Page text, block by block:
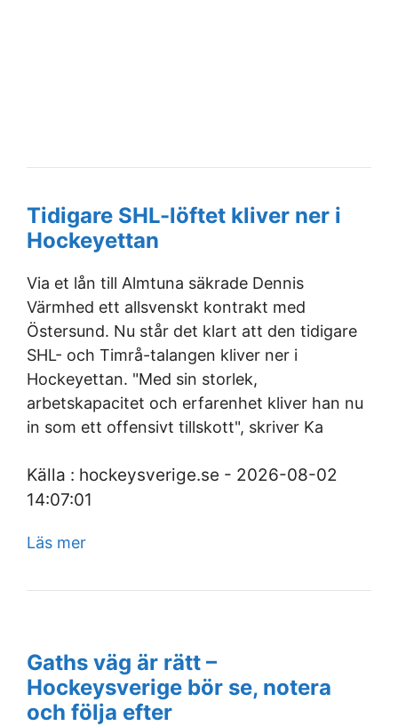
Tidigare SHL-löftet kliver ner i
Hockeyettan
Via et lån till Almtuna säkrade Dennis
Värmhed ett allsvenskt kontrakt med
Östersund. Nu står det klart att den tidigare
SHL- och Timrå-talangen kliver ner i
Hockeyettan. "Med sin storlek,
arbetskapacitet och erfarenhet kliver han nu
in som ett offensivt tillskott", skriver Ka
Källa : hockeysverige.se - 2026-08-02
14:07:01
Läs mer
Gaths väg är rätt –
Hockeysverige bör se, notera
och följa efter